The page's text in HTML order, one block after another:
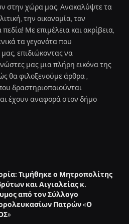
στην χώρα μας. Ανακαλύψτε τα
την οικονομία, τον
Με επιμέλεια και ακρίβεια,
τα γεγονότα που
επιδιώκοντας να
μας μια πλήρη εικόνα της
θα φιλοξενούμε άρθρα ,
δραστηριοποιούνται
έχουν αναφορά στον δήμο
Τιμήθηκε ο Μητροπολίτης
και Αιγιαλείας κ.
από τον Σύλλογο
Πατρών «Ο